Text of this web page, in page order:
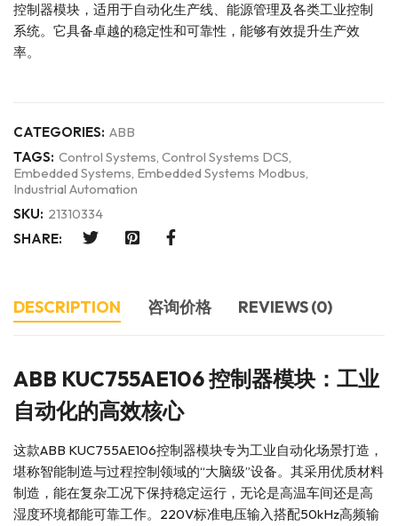
控制器模块，适用于自动化生产线、能源管理及各类工业控制
系统。它具备卓越的稳定性和可靠性，能够有效提升生产效
率。
CATEGORIES: ABB
TAGS: Control Systems, Control Systems DCS,
Embedded Systems, Embedded Systems Modbus,
Industrial Automation
SKU: 21310334
SHARE:
DESCRIPTION 咨询价格 REVIEWS (0)
ABB KUC755AE106 控制器模块：工业
自动化的高效核心
这款ABB KUC755AE106控制器模块专为工业自动化场景打造，
堪称智能制造与过程控制领域的“大脑级”设备。其采用优质材料
制造，能在复杂工况下保持稳定运行，无论是高温车间还是高
湿度环境都能可靠工作。220V标准电压输入搭配50kHz高频输